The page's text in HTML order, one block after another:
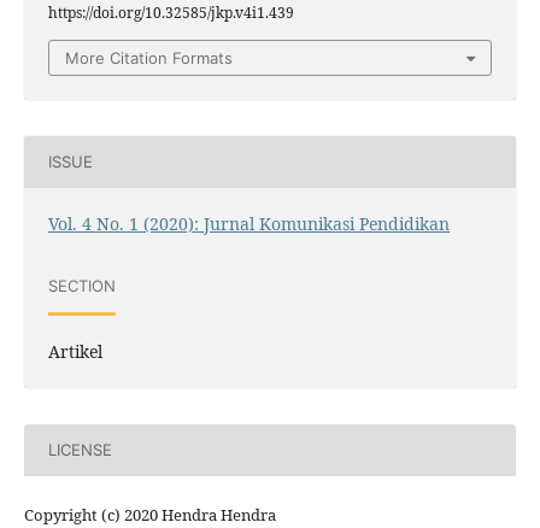
https://doi.org/10.32585/jkp.v4i1.439
More Citation Formats
ISSUE
Vol. 4 No. 1 (2020): Jurnal Komunikasi Pendidikan
SECTION
Artikel
LICENSE
Copyright (c) 2020 Hendra Hendra